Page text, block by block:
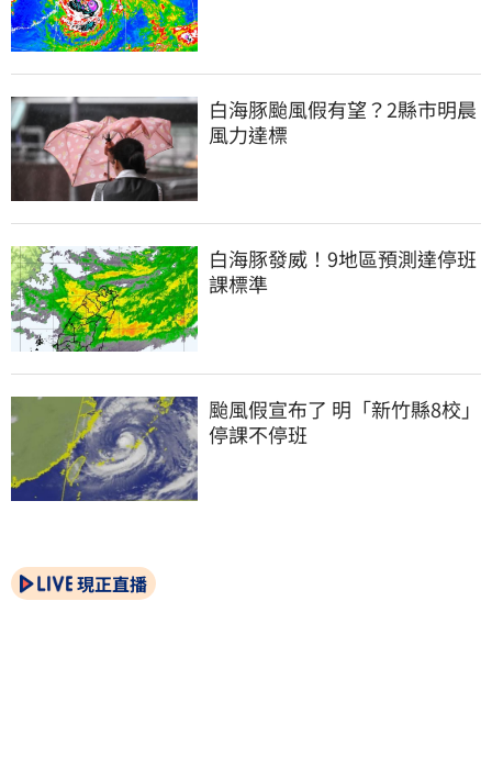
白海豚颱風假有望？2縣市明晨
風力達標
白海豚發威！9地區預測達停班
課標準
颱風假宣布了 明「新竹縣8校」
停課不停班
現正直播